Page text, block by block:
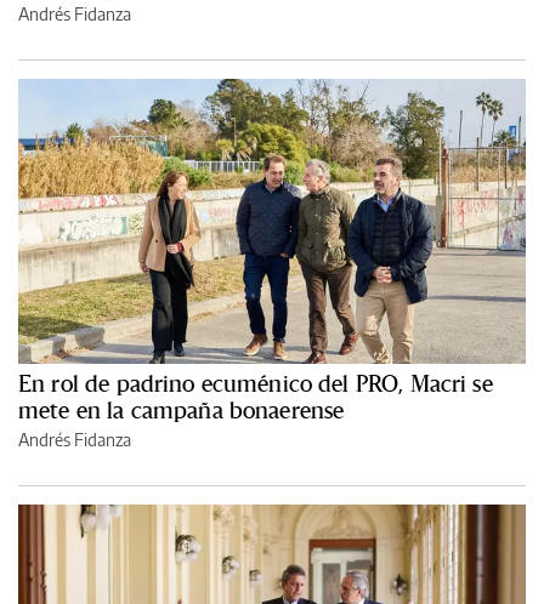
Andrés Fidanza
En rol de padrino ecuménico del PRO, Macri se
mete en la campaña bonaerense
Andrés Fidanza